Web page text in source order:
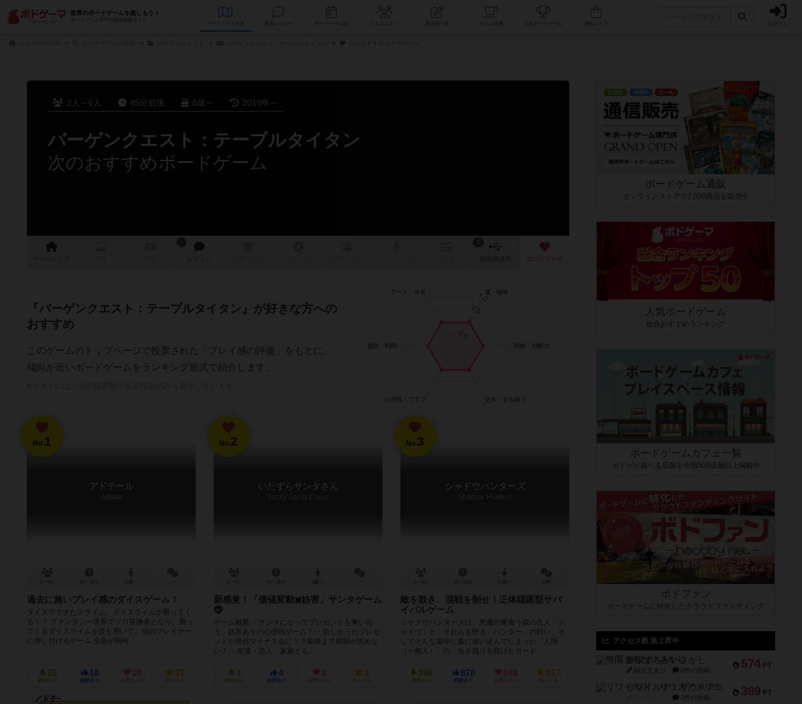
世界のボードゲームを楽しもう！
ボードゲーム専門の総合情報サイト
データベース コミュニティ 人気ボードゲーム ログイン
2人～6人 45分前後 8歳～ 2019年～
バーゲンクエスト：テーブルタイタン
次のおすすめボードゲーム
ゲーム レビュー 作 次のおすすめ
『バーゲンクエスト：テーブルタイタン』が好きな方への
おすすめ
このゲームのトップページで投票された「プレイ感の評価」をもとに、
傾向が近いボードゲームをランキング形式で紹介します。
No.1
アドテール
Adtale
過去に無いプレイ感のダイスゲーム！
ダイスでできたスライム、ダイスライムが襲ってく
る！？ ファンタジー世界でソロ冒険者となり、襲っ
てくるダイスライムを技を用いて、他のプレイヤー
に押し付けるゲーム 全員が同時...
25
興味あり
18
経験あり
18
お気に入り
27
持ってる
No.2
いたずらサンタさん
Tricky Santa Claus
新感覚！「価値変動✖️妨害」サンタゲーム
🤶
ゲーム概要 ・サンタになってプレゼントを奪い合
う、妨害ありの心理戦ゲーム！ ・欲しかったプレゼ
ントが突然マイナス点に！？最後まで展開が読めな
い！ ・友達・恋人・家族とも...
1
興味あり
4
経験あり
3
お気に入り
3
持ってる
No.3
シャドウハンターズ
Shadow Hunters
敵を欺き、混戦を制せ！正体隠匿型サバ
イバルゲーム
シャドウハンターズは、悪魔の巣食う森の住人「シ
ャドウ」と、それらを狩る「ハンター」の戦い、そ
してそんな最中に森に迷い込んでしまった「人間
（一般人）」の、生き残りを賭けたカード...
249
興味あり
878
経験あり
249
お気に入り
317
持ってる
ボードゲーム通販
オンラインストアで7,500商品を販売中
人気ボードゲーム
総合おすすめランキング
ボードゲームカフェ一覧
ボドゲが遊べる店舗を全国500店舗以上掲載中
ボドファン
ボードゲームに特化したクラウドファンディング
アクセス数 急上昇中
574 PT
無限まちがいさがし
紹介文あり 2件の投稿
389 PT
リワイルド：サウスアメリカ
2件の投稿